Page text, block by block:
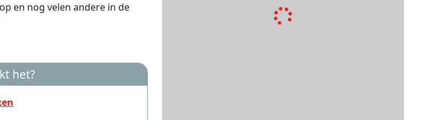
en nog velen andere in de
het?